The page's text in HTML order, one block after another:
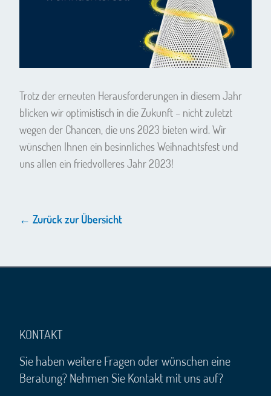
Trotz der erneuten Herausforderungen in diesem Jahr
blicken wir optimistisch in die Zukunft – nicht zuletzt
wegen der Chancen, die uns 2023 bieten wird. Wir
wünschen Ihnen ein besinnliches Weihnachtsfest und
uns allen ein friedvolleres Jahr 2023!
← Zurück zur Übersicht
KONTAKT
Sie haben weitere Fragen oder wünschen eine
Beratung? Nehmen Sie Kontakt mit uns auf?